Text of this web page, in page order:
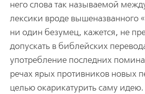
него слова так называемой
лексики вроде вышеназванного
ни один безумец, кажется, не
допускать в библейских
употребление последних
речах ярых противников новых
целью окарикатурить саму